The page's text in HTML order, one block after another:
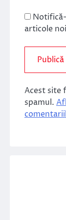
articole
Acest site
spamul.